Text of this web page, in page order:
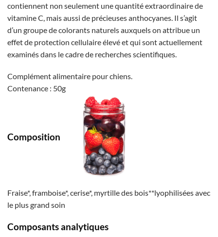
contiennent non seulement une quantité extraordinaire de
vitamine C, mais aussi de précieuses anthocyanes. Il s’agit
d’un groupe de colorants naturels auxquels on attribue un
effet de protection cellulaire élevé et qui sont actuellement
examinés dans le cadre de recherches scientifiques.
Complément alimentaire pour chiens.
Contenance : 50g
Composition
Fraise*, framboise*, cerise*, myrtille des bois**lyophilisées avec
le plus grand soin
Composants analytiques